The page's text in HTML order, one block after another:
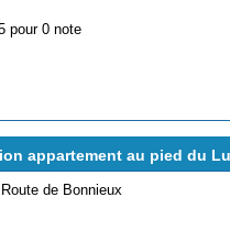
pour 0 note
appartement au pied du
de Bonnieux